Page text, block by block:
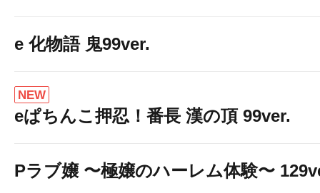
e 化物語 鬼99ver.
NEW
eぱちんこ押忍！番長 漢の頂 99ver.
Pラブ嬢 〜極嬢のハーレム体験〜